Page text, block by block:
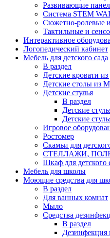
Развивающие
Система STEM
Сюжетно-ролевые
Тактильные и
Интерактивное
Логопедический кабинет
Мебель для детского сада
В раздел
Детские кровати
Детские столы
Детские стулья
В раздел
Детские
Детские
Игровое
Ростомер
Скамьи для
СТЕЛЛАЖИ,
Шкаф для детского
Мебель для школы
Моющие средства для
В раздел
Для ванных комнат
Мыло
Средства
В раздел
Дезинфекция